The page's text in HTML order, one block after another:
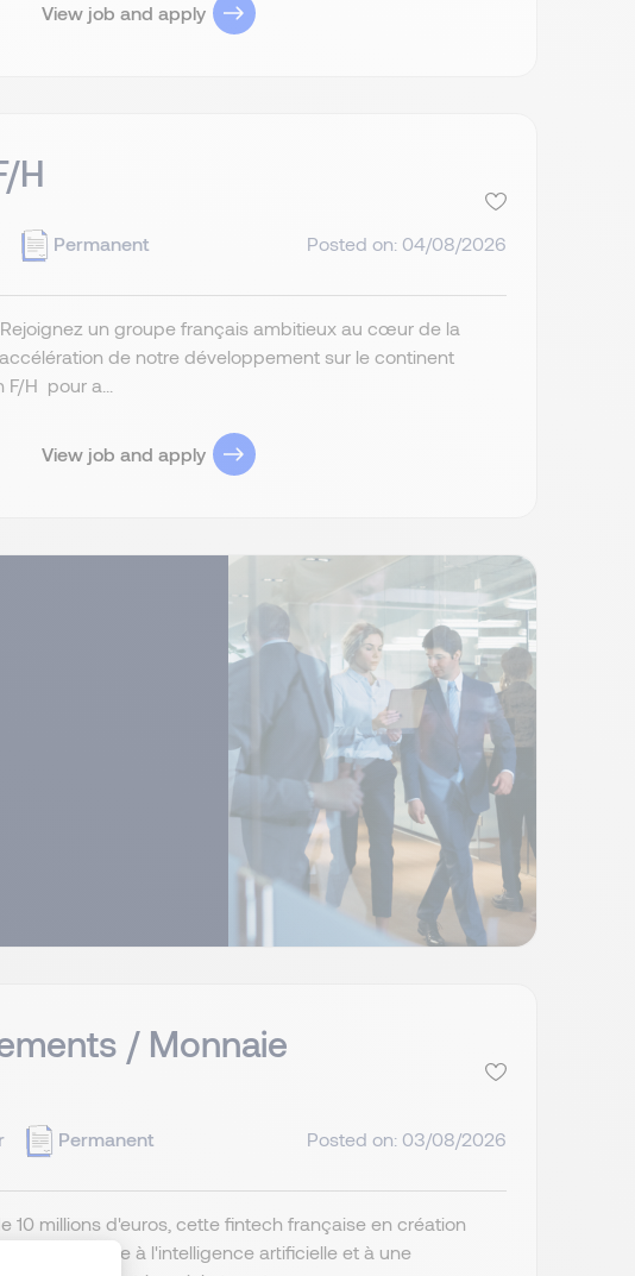
View job and apply
H
Permanent Posted on: 04/08/2026
un groupe français ambitieux au cœur de la
de notre développement sur le continent
H pour a...
View job and apply
/ Monnaie
Permanent Posted on: 03/08/2026
millions d'euros, cette fintech française en création
grâce à l'intelligence artificielle et à une